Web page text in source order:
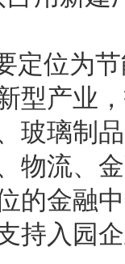
定位为
型产业
玻璃制
物流、
的金融
持入园